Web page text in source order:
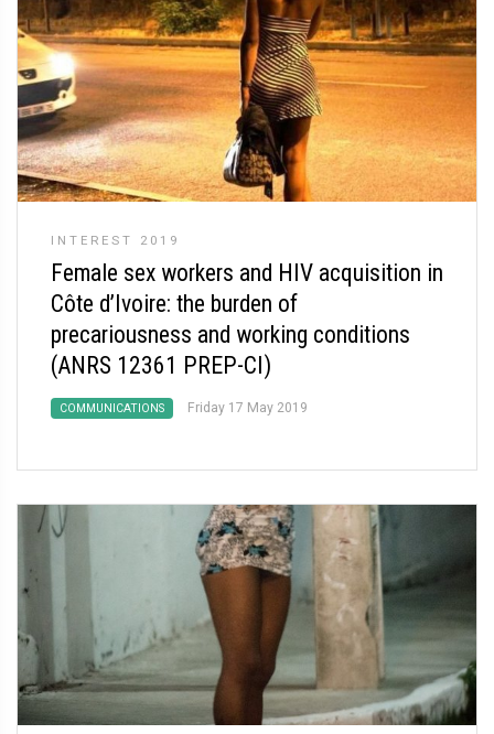
INTEREST 2019
Female sex workers and HIV acquisition in
Côte d’Ivoire: the burden of
precariousness and working conditions
(ANRS 12361 PREP-CI)
COMMUNICATIONS Friday 17 May 2019